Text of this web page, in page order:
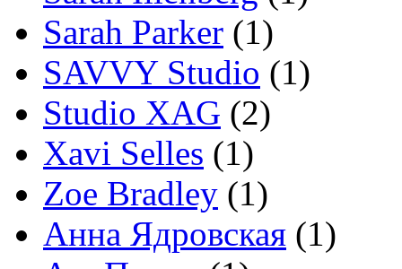
Sarah Parker (1)
SAVVY Studio (1)
Studio XAG (2)
Xavi Selles (1)
Zoe Bradley (1)
Анна Ядровская (1)